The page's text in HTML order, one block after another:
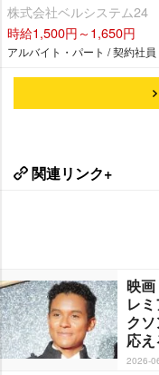
株式会社ベルシステム24
時給1,500円～1,650円
アルバイト・パート / 契約社
関連リンク+
映
レ
ク
応え
2026-